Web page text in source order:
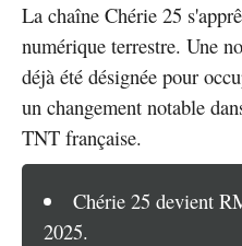
La chaîne Chérie 25
numérique terrestre. Une
déjà été désignée pour
un changement notable
TNT française.
Chérie 25 devient
2025.